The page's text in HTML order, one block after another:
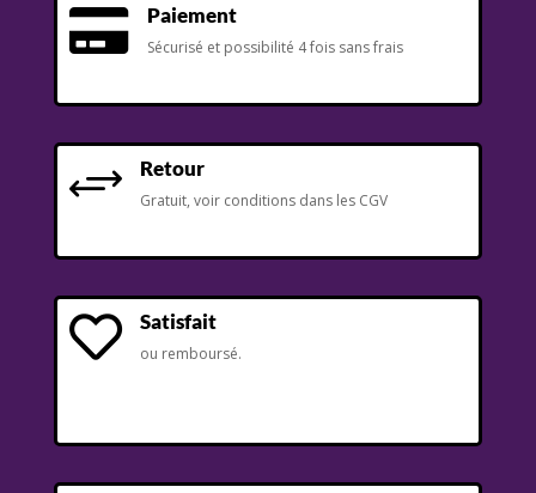
 Paiement
Sécurisé et possibilité 4 fois sans frais
+ Retour
Gratuit, voir conditions dans les CGV
 Satisfait
ou remboursé.